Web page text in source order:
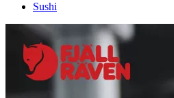
Sushi